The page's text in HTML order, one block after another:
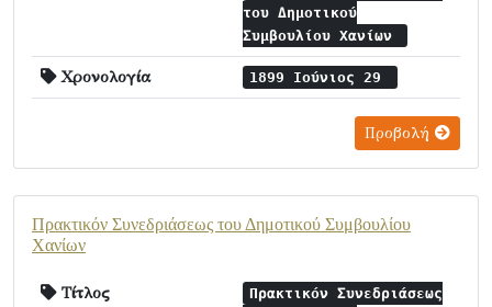
του Δημοτικού
Συμβουλίου Χανίων
Χρονολογία 1899 Ιούνιος 29
Προβολή
Πρακτικόν Συνεδριάσεως του Δημοτικού Συμβουλίου
Χανίων
Τίτλος
Πρακτικόν Συνεδριάσεως